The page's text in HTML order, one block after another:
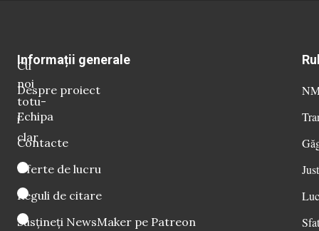
Cu
noi
totu-
i
clar
Informații generale
Despre proiect
Echipa
Contacte
Oferte de lucru
Reguli de citare
Susțineți NewsMaker pe Patreon